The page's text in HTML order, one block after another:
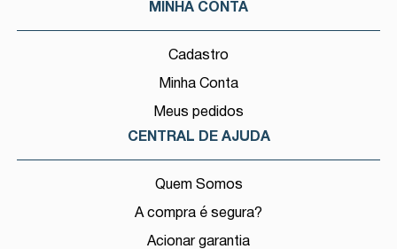
MINHA CONTA
Cadastro
Minha Conta
Meus pedidos
CENTRAL DE AJUDA
Quem Somos
A compra é segura?
Acionar garantia